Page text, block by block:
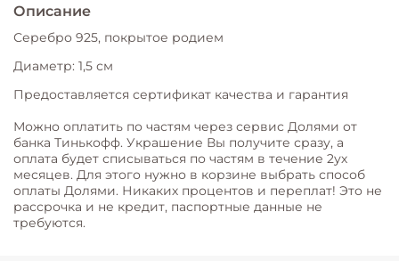
Описание
Серебро 925, покрытое родием
Диаметр: 1,5 см
Предоставляется сертификат качества и гарантия
Можно оплатить по частям через сервис Долями от
банка Тинькофф. Украшение Вы получите сразу, а
оплата будет списываться по частям в течение 2ух
месяцев. Для этого нужно в корзине выбрать способ
оплаты Долями. Никаких процентов и переплат! Это не
рассрочка и не кредит, паспортные данные не
требуются.